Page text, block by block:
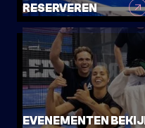
RESERVEREN
EVENEMENTEN